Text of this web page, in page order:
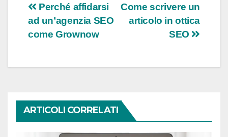
Navigazione
articoli
Come scrivere un
articolo in ottica
SEO
Perché affidarsi
ad un’agenzia SEO
come Grownow
ARTICOLI CORRELATI